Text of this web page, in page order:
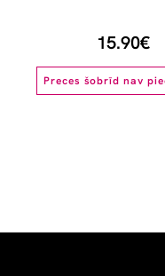
15.90€
Preces šobrīd nav